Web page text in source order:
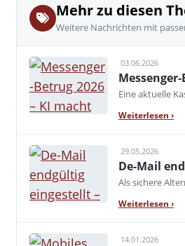
Mehr zu diesen
Weitere Nachrichten mit
03.06.2026
Eine aktuelle
Weiterlesen ›
29.05.2026
De-Mail
Als sichere
Weiterlesen ›
14.01.2026